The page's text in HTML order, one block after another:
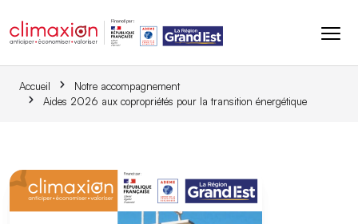
Accueil
Notre accompagnement
Aides 2026 aux copropriétés pour la transition énergétique